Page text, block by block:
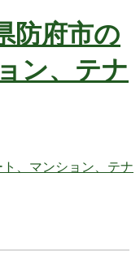
防府市の
ン、テナ
ート、テナントなど
マンション、テナン
ート、テナントなど